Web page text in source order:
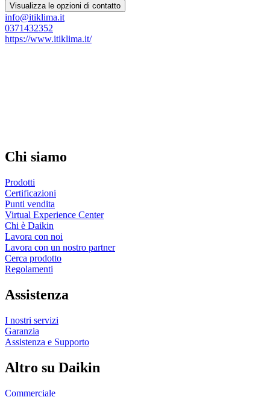
Visualizza le opzioni di contatto
info@itiklima.it
0371432352
https://www.itiklima.it/
Chi siamo
Prodotti
Certificazioni
Punti vendita
Virtual Experience Center
Chi è Daikin
Lavora con noi
Lavora con un nostro partner
Cerca prodotto
Regolamenti
Assistenza
I nostri servizi
Garanzia
Assistenza e Supporto
Altro su Daikin
Commerciale